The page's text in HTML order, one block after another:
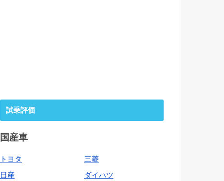
試乗評価
国産車
トヨタ
日産
三菱
ダイハツ